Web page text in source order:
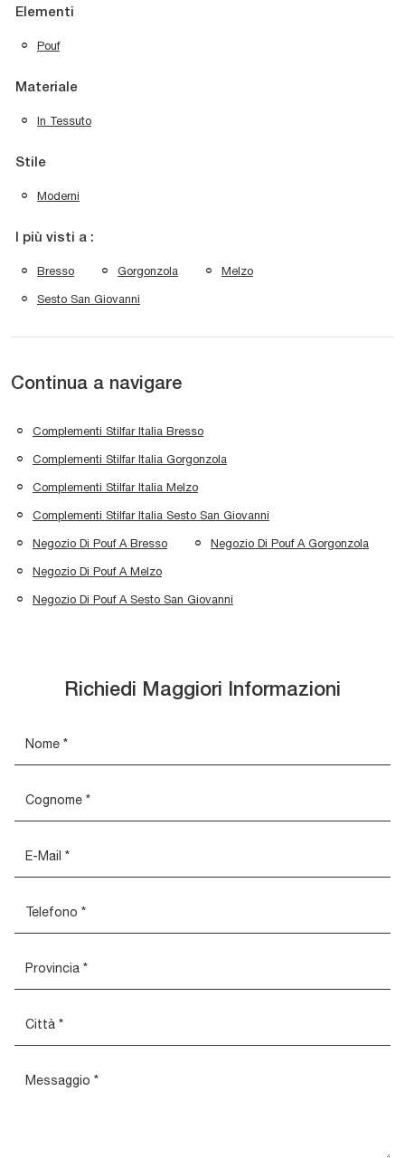
Elementi
Pouf
Materiale
In Tessuto
Stile
Moderni
I più visti a :
Bresso Gorgonzola Melzo
Sesto San Giovanni
Continua a navigare
Complementi Stilfar Italia Bresso
Complementi Stilfar Italia Gorgonzola
Complementi Stilfar Italia Melzo
Complementi Stilfar Italia Sesto San Giovanni
Negozio Di Pouf A Bresso Negozio Di Pouf A Gorgonzola
Negozio Di Pouf A Melzo
Negozio Di Pouf A Sesto San Giovanni
Richiedi Maggiori Informazioni